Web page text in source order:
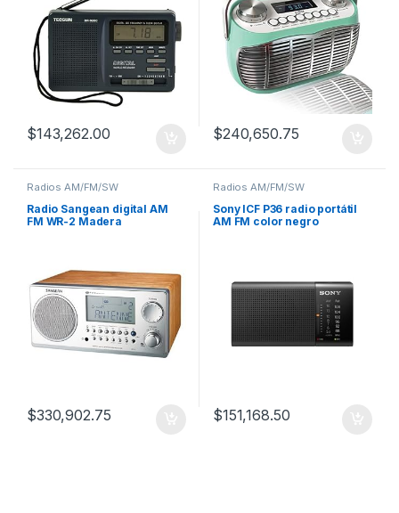
$143,262.00 $240,650.75
Radios AM/FM/SW
Radio Sangean digital AM
FM WR-2 Madera
$330,902.75
Radios AM/FM/SW
Sony ICF P36 radio portátil
AM FM color negro
$151,168.50